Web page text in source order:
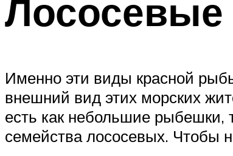
Лососевые
Именно эти виды красной
внешний вид этих морских
есть как небольшие рыбешки,
семейства лососевых. Чтобы